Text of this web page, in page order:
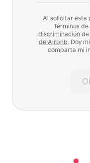
Al solicitar esta
Términos
discriminación de
de Airbnb. Doy
comparta mi